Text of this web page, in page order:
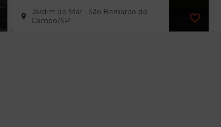
Jardim do Mar - São Bernardo do
Campo/SP